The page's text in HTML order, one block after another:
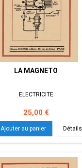
LA MAGNETO
ELECTRICITE
Prix
25,00 €
Ajouter au panier Détails